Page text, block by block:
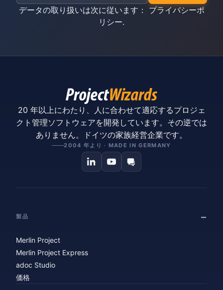
データの取り扱いは次に従います： プライバシーポ
リシー.
20 年以上にわたり、人に合わせて適応するプロジェ
クト管理ソフトウェアを開発しています。その逆では
ありません。ドイツの家族経営企業です。
2004 年より · MADE IN GERMANY
製品
Merlin Project
Merlin Project Express
adoc Studio
価格